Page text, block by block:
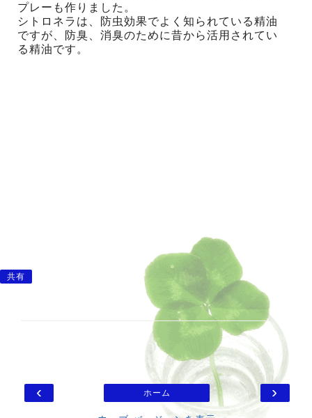
プレーも作りました。
シトロネラは、防虫効果でよく知られている精油
ですが、防臭、消臭のために昔から活用されてい
る精油です。
共有
‹ ›
ホーム